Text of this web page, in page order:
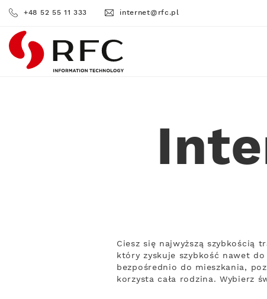
+48 52 55 11 333 internet@rfc.pl
RFC
Ciesz się najwyższą szybkością
który zyskuje szybkość nawet
bezpośrednio do mieszkania,
korzysta cała rodzina. Wybierz